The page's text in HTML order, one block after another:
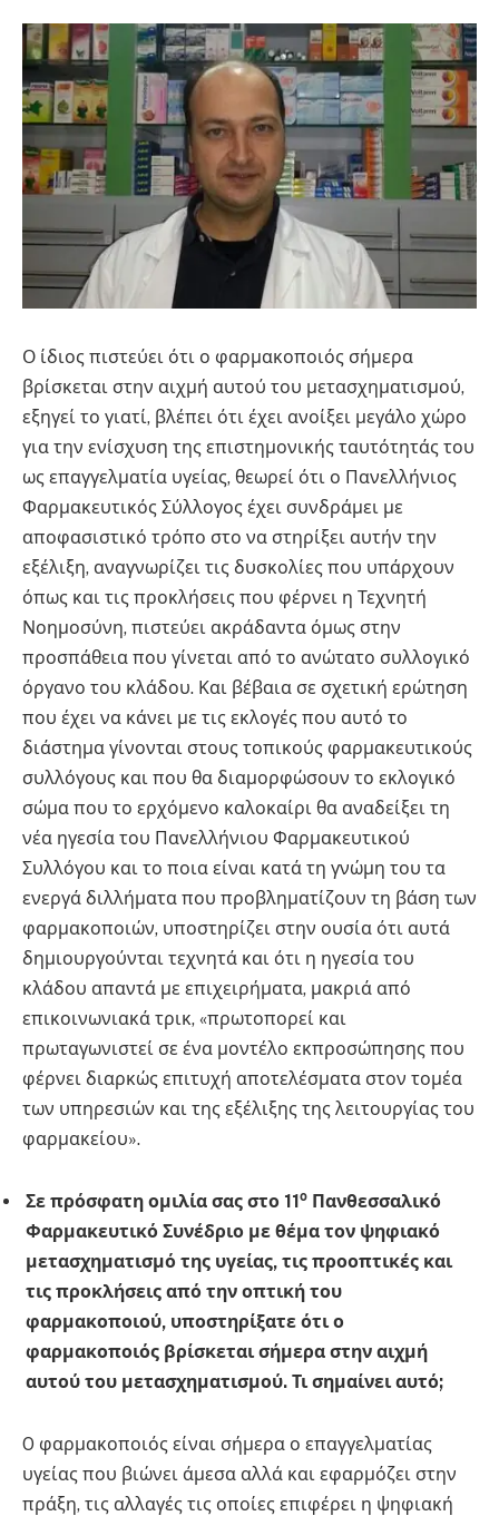
Ο ίδιος πιστεύει ότι ο φαρμακοποιός σήμερα
βρίσκεται στην αιχμή αυτού του μετασχηματισμού,
εξηγεί το γιατί, βλέπει ότι έχει ανοίξει μεγάλο χώρο
για την ενίσχυση της επιστημονικής ταυτότητάς του
ως επαγγελματία υγείας, θεωρεί ότι ο Πανελλήνιος
Φαρμακευτικός Σύλλογος έχει συνδράμει με
αποφασιστικό τρόπο στο να στηρίξει αυτήν την
εξέλιξη, αναγνωρίζει τις δυσκολίες που υπάρχουν
όπως και τις προκλήσεις που φέρνει η Τεχνητή
Νοημοσύνη, πιστεύει ακράδαντα όμως στην
προσπάθεια που γίνεται από το ανώτατο συλλογικό
όργανο του κλάδου. Και βέβαια σε σχετική ερώτηση
που έχει να κάνει με τις εκλογές που αυτό το
διάστημα γίνονται στους τοπικούς φαρμακευτικούς
συλλόγους και που θα διαμορφώσουν το εκλογικό
σώμα που το ερχόμενο καλοκαίρι θα αναδείξει τη
νέα ηγεσία του Πανελλήνιου Φαρμακευτικού
Συλλόγου και το ποια είναι κατά τη γνώμη του τα
ενεργά διλλήματα που προβληματίζουν τη βάση των
φαρμακοποιών, υποστηρίζει στην ουσία ότι αυτά
δημιουργούνται τεχνητά και ότι η ηγεσία του
κλάδου απαντά με επιχειρήματα, μακριά από
επικοινωνιακά τρικ, «πρωτοπορεί και
πρωταγωνιστεί σε ένα μοντέλο εκπροσώπησης που
φέρνει διαρκώς επιτυχή αποτελέσματα στον τομέα
των υπηρεσιών και της εξέλιξης της λειτουργίας του
φαρμακείου».
Σε πρόσφατη ομιλία σας στο 11 ο Πανθεσσαλικό
Φαρμακευτικό Συνέδριο με θέμα τον ψηφιακό
μετασχηματισμό της υγείας, τις προοπτικές και
τις προκλήσεις από την οπτική του
φαρμακοποιού, υποστηρίξατε ότι ο
φαρμακοποιός βρίσκεται σήμερα στην αιχμή
αυτού του μετασχηματισμού. Τι σημαίνει αυτό;
O φαρμακοποιός είναι σήμερα ο επαγγελματίας
υγείας που βιώνει άμεσα αλλά και εφαρμόζει στην
πράξη, τις αλλαγές τις οποίες επιφέρει η ψηφιακή